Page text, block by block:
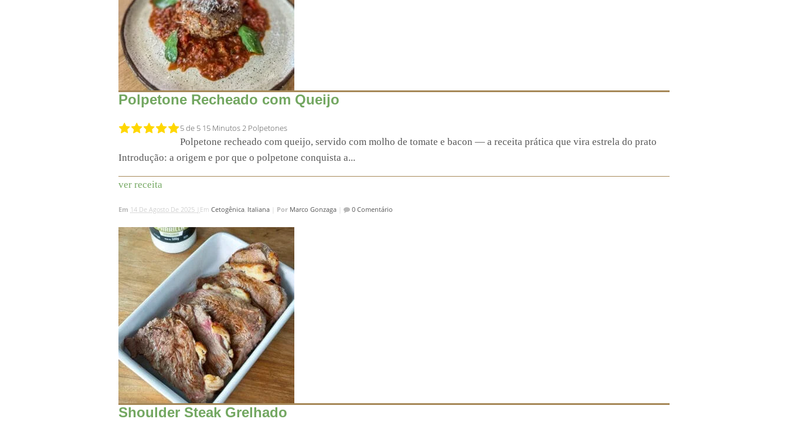
Polpetone Recheado com Queijo
5 de 5 15 Minutos2 Polpetones
Polpetone recheado com queijo, servido com molho de tomate e bacon — a receita prática que vira estrela do prato
Introdução: a origem e por que o polpetone conquista a...
ver receita
Em 14 De Agosto De 2025 | Em Cetogênica Italiana Por Marco Gonzaga 0 Comentário
Shoulder Steak Grelhado